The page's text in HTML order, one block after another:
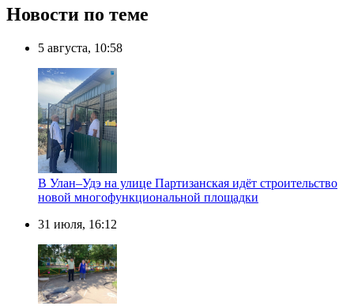
Новости по теме
5 августа, 10:58
В Улан–Удэ на улице Партизанская идёт строительство
новой многофункциональной площадки
31 июля, 16:12